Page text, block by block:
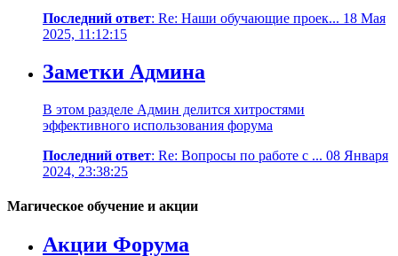
Последний ответ: Re: Наши обучающие проек... 18 Мая
2025, 11:12:15
Заметки Админа
В этом разделе Админ делится хитростями
эффективного использования форума
Последний ответ: Re: Вопросы по работе с ... 08 Января
2024, 23:38:25
Магическое обучение и акции
Акции Форума